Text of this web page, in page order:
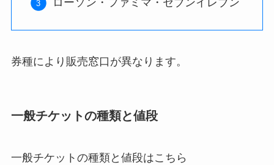
ローソン・ファミマ・セブンイレブン
券種により販売窓口が異なります。
一般チケットの種類と値段
一般チケットの種類と値段はこちら